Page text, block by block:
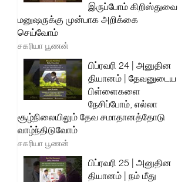
இருப்போம் கிறிஸ்துவை
மனுஷருக்கு முன்பாக அறிக்கை
செய்வோம்
சகரியா பூணன்
பிப்ரவரி 24 | அனுதின
தியானம் | தேவனுடைய
பிள்ளைகளை
நேசிப்போம், எல்லா
சூழ்நிலையிலும் தேவ சமாதானத்தோடு
வாழ்ந்திடுவோம்
சகரியா பூணன்
பிப்ரவரி 25 | அனுதின
தியானம் | நம் மீது